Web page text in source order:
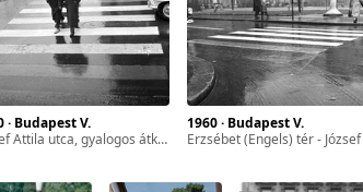
· Budapest V.
gyalogos átkelőhely a Hild tér felől, balra a háttérben az Erzsébet (Engels) tér.
1960 · Budapest V.
Erzsébet (Engels) tér - József Attila utca sarok, szemben a Hild tér.